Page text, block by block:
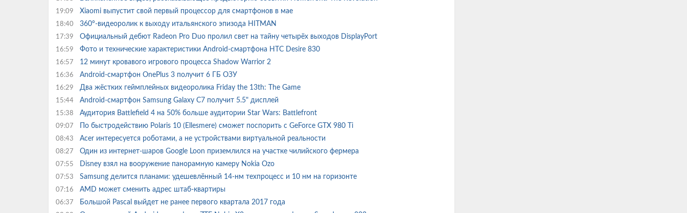
19:09 Xiaomi выпустит свой первый процессор для смартфонов в мае
18:40 360°-видеоролик к выходу итальянского эпизода HITMAN
17:39 Официальный дебют Radeon Pro Duo пролил свет на тайну четырёх выходов DisplayPort
16:59 Фото и технические характеристики Android-смартфона HTC Desire 830
16:57 12 минут кровавого игрового процесса Shadow Warrior 2
16:36 Android-смартфон OnePlus 3 получит 6 ГБ ОЗУ
16:29 Два жёстких геймплейных видеоролика Friday the 13th: The Game
15:44 Android-смартфон Samsung Galaxy C7 получит 5.5" дисплей
15:38 Аудитория Battlefield 4 на 50% больше аудитории Star Wars: Battlefront
09:07 По быстродействию Polaris 10 (Ellesmere) сможет поспорить с GeForce GTX 980 Ti
08:43 Acer интересуется роботами, а не устройствами виртуальной реальности
08:27 Один из интернет-шаров Google Loon приземлился на участке чилийского фермера
07:55 Disney взял на вооружение панорамную камеру Nokia Ozo
07:53 Samsung делится планами: удешевлённый 14-нм техпроцесс и 10 нм на горизонте
07:16 AMD может сменить адрес штаб-квартиры
06:37 Большой Pascal выйдет не ранее первого квартала 2017 года